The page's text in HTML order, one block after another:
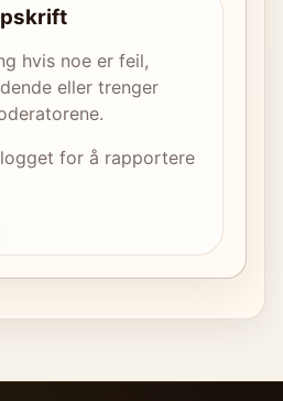
hvis noe er feil,
eller trenger
for å rapportere